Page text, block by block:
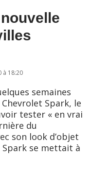
à 18:20
Spark, le
tester « en vrai
du
son look d’objet
se mettait à